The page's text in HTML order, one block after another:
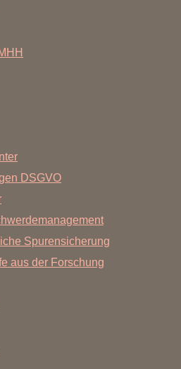
DSGVO
Spurensicherung
aus der Forschung